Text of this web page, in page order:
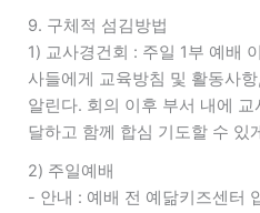
9. 구체적 섬김방법
1) 교사경건회 : 주일 1부 예배
사들에게 교육방침 및 활동사
알린다. 회의 이후 부서 내에
달하고 함께 합심 기도할 수 있
2) 주일예배
- 안내 : 예배 전 예닮키즈센터